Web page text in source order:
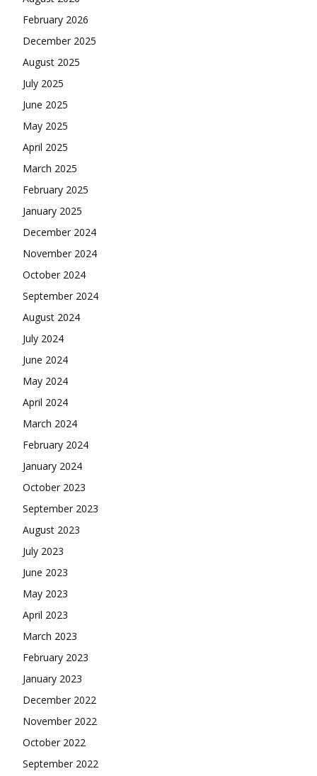
February 2026
December 2025
August 2025
July 2025
June 2025
May 2025
April 2025
March 2025
February 2025
January 2025
December 2024
November 2024
October 2024
September 2024
August 2024
July 2024
June 2024
May 2024
April 2024
March 2024
February 2024
January 2024
October 2023
September 2023
August 2023
July 2023
June 2023
May 2023
April 2023
March 2023
February 2023
January 2023
December 2022
November 2022
October 2022
September 2022